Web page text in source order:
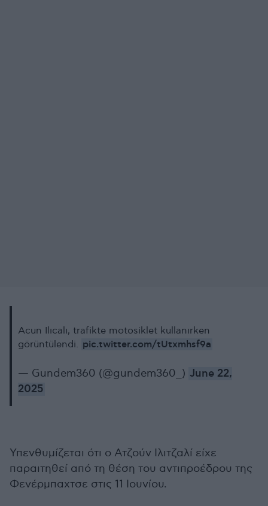
Acun Ilıcalı, trafikte motosiklet kullanırken
görüntülendi. pic.twitter.com/tUtxmhsf9a
— Gundem360 (@gundem360_) June 22,
2025
Υπενθυμίζεται ότι ο Ατζούν Ιλιτζαλί είχε
παραιτηθεί από τη θέση του αντιπροέδρου της
Φενέρμπαχτσε στις 11 Ιουνίου.